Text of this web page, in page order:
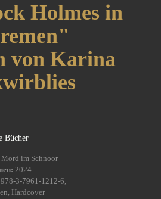
Holmes in
von Karina
Bücher
Mord im Schnoor
2024
978-3-7961-1212-6,
Hardcover